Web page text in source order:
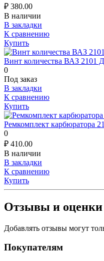
₽ 380.00
В наличии
В закладки
К сравнению
Купить
Винт количества ВАЗ 2101
0
Под заказ
В закладки
К сравнению
Купить
Ремкомплект карбюратора
0
₽ 410.00
В наличии
В закладки
К сравнению
Купить
Отзывы и оценки
Добавлять отзывы могут
Покупателям